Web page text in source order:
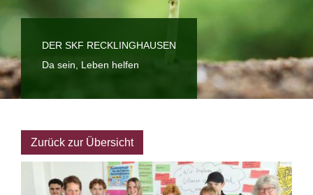
DER SKF RECKLINGHAUSEN
Da sein, Leben helfen
Zurück zur Übersicht